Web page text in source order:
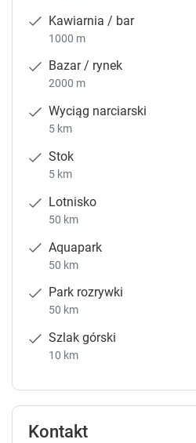
Kawiarnia / bar
1000 m
Bazar / rynek
2000 m
Wyciąg narciarski
5 km
Stok
5 km
Lotnisko
50 km
Aquapark
50 km
Park rozrywki
50 km
Szlak górski
10 km
Kontakt